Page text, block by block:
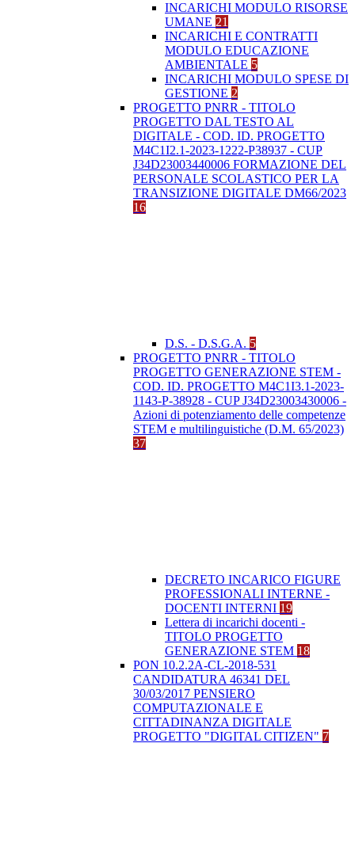
INCARICHI MODULO RISORSE
UMANE 21
INCARICHI E CONTRATTI
MODULO EDUCAZIONE
AMBIENTALE 5
INCARICHI MODULO SPESE DI
GESTIONE 2
PROGETTO PNRR - TITOLO
PROGETTO DAL TESTO AL
DIGITALE - COD. ID. PROGETTO
M4C1I2.1-2023-1222-P38937 - CUP
J34D23003440006 FORMAZIONE DEL
PERSONALE SCOLASTICO PER LA
TRANSIZIONE DIGITALE DM66/2023
16
D.S. - D.S.G.A. 5
PROGETTO PNRR - TITOLO
PROGETTO GENERAZIONE STEM -
COD. ID. PROGETTO M4C1I3.1-2023-
1143-P-38928 - CUP J34D23003430006 -
Azioni di potenziamento delle competenze
STEM e multilinguistiche (D.M. 65/2023)
37
DECRETO INCARICO FIGURE
PROFESSIONALI INTERNE -
DOCENTI INTERNI 19
Lettera di incarichi docenti -
TITOLO PROGETTO
GENERAZIONE STEM 18
PON 10.2.2A-CL-2018-531
CANDIDATURA 46341 DEL
30/03/2017 PENSIERO
COMPUTAZIONALE E
CITTADINANZA DIGITALE
PROGETTO "DIGITAL CITIZEN" 7